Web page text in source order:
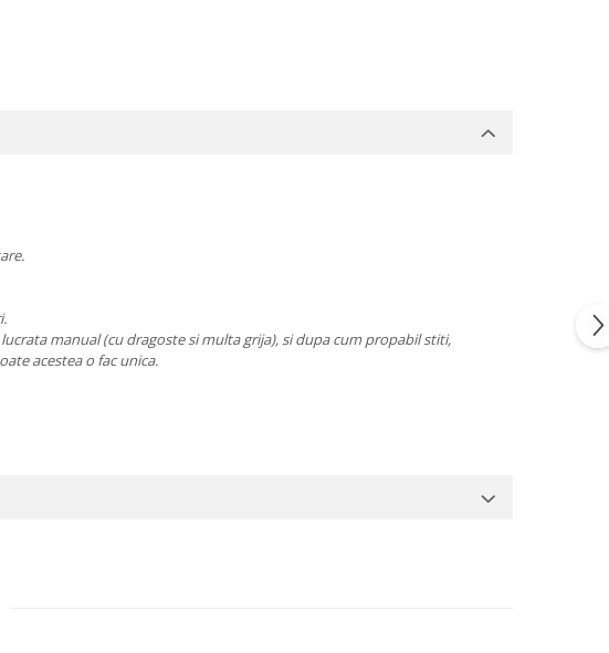
manual (cu dragoste si multa grija), si dupa cum propabil stiti,
acestea o fac unica.